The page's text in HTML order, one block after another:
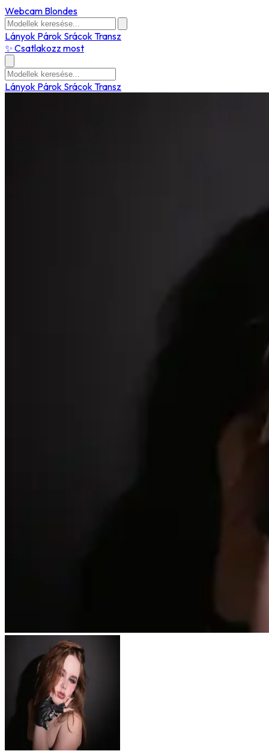
Webcam Blondes
Lányok Párok SrácokTransz
✨ Csatlakozz most
Lányok Párok SrácokTransz